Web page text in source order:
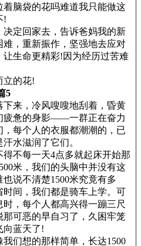
着脑袋的花吗难道我只能做这
!
定回家去，告诉爸妈我的新
难，重新振作，坚强地去应对
让生命更精彩!因为经历过苦难
的花!
5
来，冷风嗖嗖地刮着，昏黄
疲惫的身影——一群正在奋力
，每个人的衣服都潮潮的，已
水滋润了它们。
不每一天4点多就起床开始那
米，我们的头脑中并没有这
说不清楚1500米究竟有多
时间，我们都是骑车上学。可
，每个人都高兴得一蹦三尺
那可恶的早自习了，久困牢笼
向蓝天了!
们想的那样简单，长达1500